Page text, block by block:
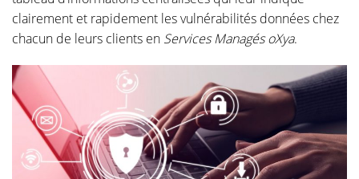
clairement et rapidement les vulnérabilités données chez
chacun de leurs clients en Services Managés oXya.